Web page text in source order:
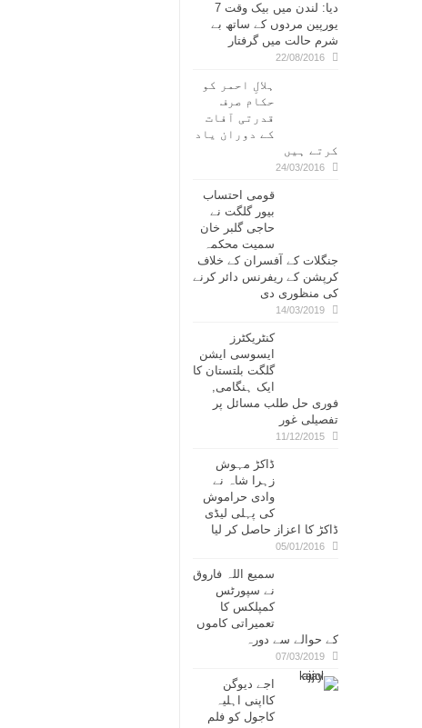
دیا: لندن میں بیک وقت 7
یورپین مردوں کے ساتھ بے
شرم حالت میں گرفتار
22/08/2016
ہلالِ احمر کو
حکام صرف
قدرتی آفات
کے دوران یاد
کرتے ہیں
24/03/2016
قومی احتساب
بیور گلگت نے
حاجی گلبر خان
سمیت محکمہ
جنگلات کے آفسران کے خلاف
کرپشن کے ریفرنس دائر کرنے
کی منظوری دی
14/03/2019
کنٹریکٹرز
ایسوسی ایشن
گلگت بلتستان کا
ایک ہنگامی,
فوری حل طلب مسائل پر
تفصیلی غور
11/12/2015
ڈاکڑ مہوش
زہرا شاہ نے
وادی حراموش
کی پہلی لیڈی
ڈاکڑ کا اعزاز حاصل کر لیا
05/01/2016
سمیع اللہ فاروق
نے سپورٹس
کمپلکس کا
تعمیراتی کاموں
کے حوالے سے دورہ
07/03/2019
اجے دیوگن
کااپنی اہلیہ
کاجول کو فلم